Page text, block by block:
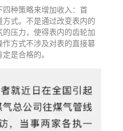
种策略来增加收入：首
式。不是通过改变表内的
压力，使得表内的齿轮加
方式不涉及对表的直接篡
是合格的。